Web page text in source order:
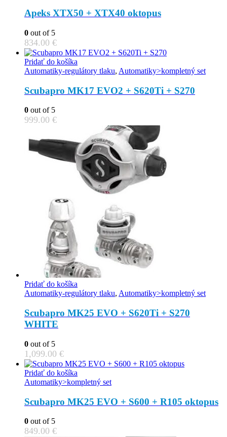
Apeks XTX50 + XTX40 oktopus
0 out of 5
834.00 €
Pridať do košíka
Automatiky-regulátory tlaku, Automatiky>kompletný set
Scubapro MK17 EVO2 + S620Ti + S270
0 out of 5
999.00 €
Pridať do košíka
Automatiky-regulátory tlaku, Automatiky>kompletný set
Scubapro MK25 EVO + S620Ti + S270
WHITE
0 out of 5
1,099.00 €
Pridať do košíka
Automatiky>kompletný set
Scubapro MK25 EVO + S600 + R105 oktopus
0 out of 5
849.00 €